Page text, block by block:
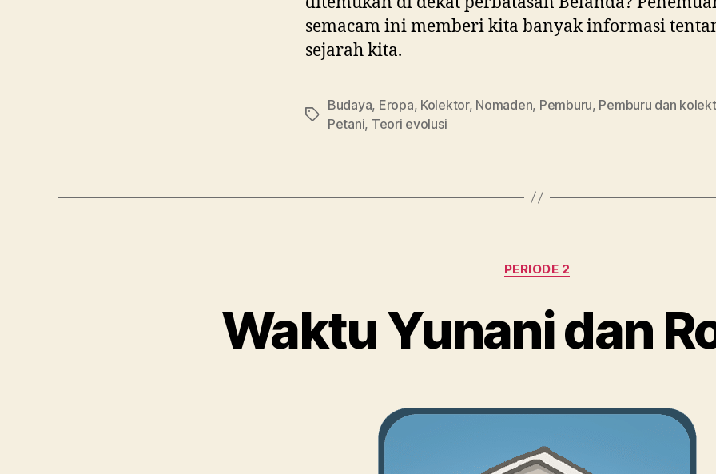
semacam ini memberi kita banyak informasi
sejarah kita.
Tag
Budaya, Eropa, Kolektor, Nomaden, Pemburu, Pemburu dan
Petani, Teori evolusi
Kategori
PERIODE 2
Waktu Yunani dan